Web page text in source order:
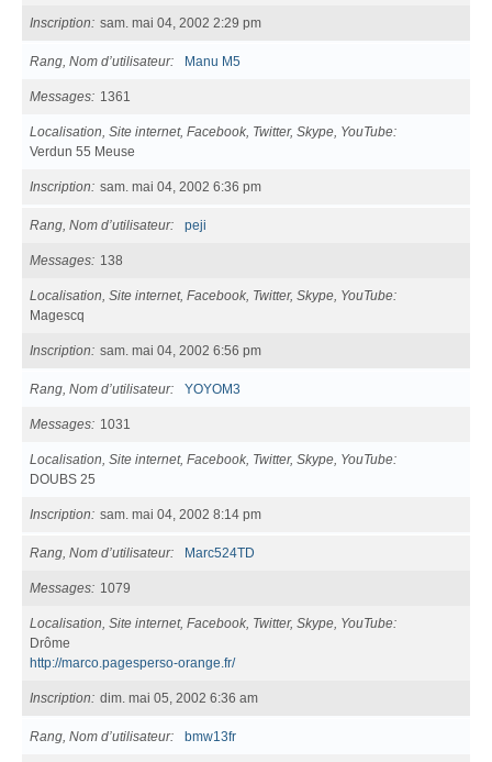
Inscription sam. mai 04, 2002 2:29 pm
Rang, Nom d’utilisateur Manu M5
Messages 1361
Localisation, Site internet, Facebook, Twitter, Skype, YouTube
Verdun 55 Meuse
Inscription sam. mai 04, 2002 6:36 pm
Rang, Nom d’utilisateur peji
Messages 138
Localisation, Site internet, Facebook, Twitter, Skype, YouTube
Magescq
Inscription sam. mai 04, 2002 6:56 pm
Rang, Nom d’utilisateur YOYOM3
Messages 1031
Localisation, Site internet, Facebook, Twitter, Skype, YouTube
DOUBS 25
Inscription sam. mai 04, 2002 8:14 pm
Rang, Nom d’utilisateur Marc524TD
Messages 1079
Localisation, Site internet, Facebook, Twitter, Skype, YouTube
Drôme
http://marco.pagesperso-orange.fr/
Inscription dim. mai 05, 2002 6:36 am
Rang, Nom d’utilisateur bmw13fr